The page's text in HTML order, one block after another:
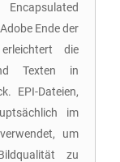
Ende der
die
Texten in
EPI-Dateien,
im
um
zu